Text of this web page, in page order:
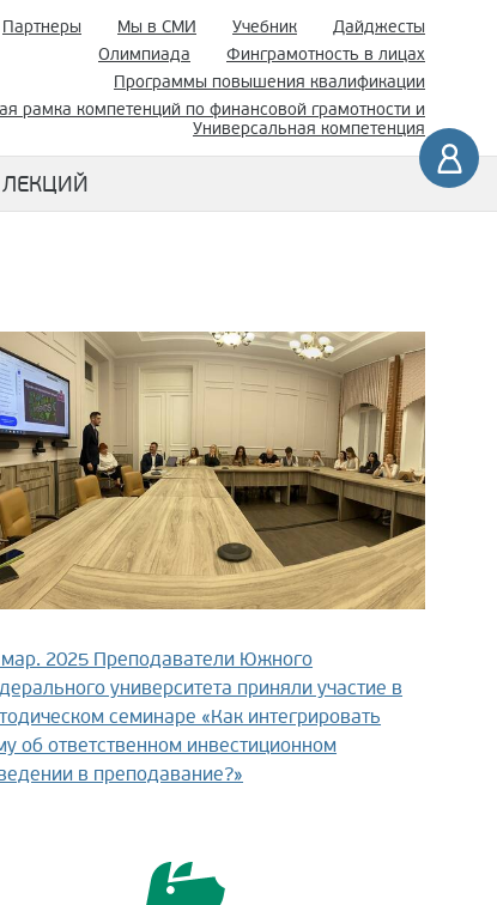
Партнеры Мы в СМИ Учебник
Дайджесты
Олимпиада
Финграмотность в лицах
Программы повышения квалификации
рамка компетенций по финансовой грамотности и
Универсальная компетенция
2025 Преподаватели Южного
университета приняли участие в
семинаре «Как интегрировать
об ответственном инвестиционном
в преподавание?»